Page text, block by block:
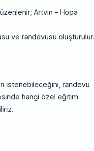
Artvin – Hopa
ve randevusu oluşturulur.
istenebileceğini, randevu
hangi özel eğitim